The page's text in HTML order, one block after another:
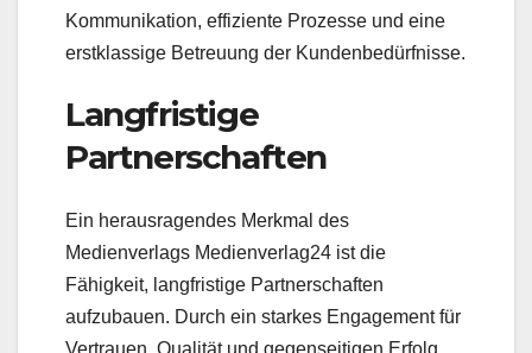
Kommunikation, effiziente Prozesse und eine
erstklassige Betreuung der Kundenbedürfnisse.
Langfristige
Partnerschaften
Ein herausragendes Merkmal des
Medienverlags Medienverlag24 ist die
Fähigkeit, langfristige Partnerschaften
aufzubauen. Durch ein starkes Engagement für